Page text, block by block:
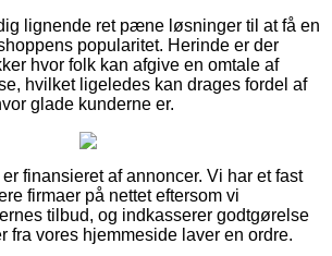
lignende ret pæne løsninger til at få en
popularitet. Herinde er der
hvor folk kan afgive en omtale af
hvilket ligeledes kan drages fordel af
glade kunderne er.
finansieret af annoncer. Vi har et fast
firmaer på nettet eftersom vi
tilbud, og indkasserer godtgørelse
fra vores hjemmeside laver en ordre.